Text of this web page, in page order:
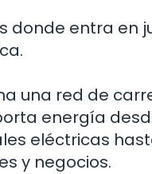
donde entra en
una red de
energía
eléctricas
y negocios.